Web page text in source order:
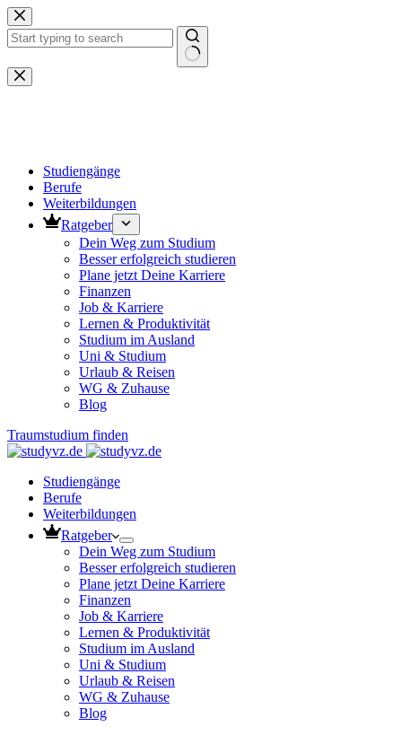
Zum
Inhalt
springen
Keine
Ergebnisse
Studiengänge
Berufe
Weiterbildungen
Ratgeber
Dein Weg zum Studium
Besser erfolgreich studieren
Plane jetzt Deine Karriere
Finanzen
Job & Karriere
Lernen & Produktivität
Studium im Ausland
Uni & Studium
Urlaub & Reisen
WG & Zuhause
Blog
Traumstudium finden
Studiengänge
Berufe
Weiterbildungen
Ratgeber
Dein Weg zum Studium
Besser erfolgreich studieren
Plane jetzt Deine Karriere
Finanzen
Job & Karriere
Lernen & Produktivität
Studium im Ausland
Uni & Studium
Urlaub & Reisen
WG & Zuhause
Blog